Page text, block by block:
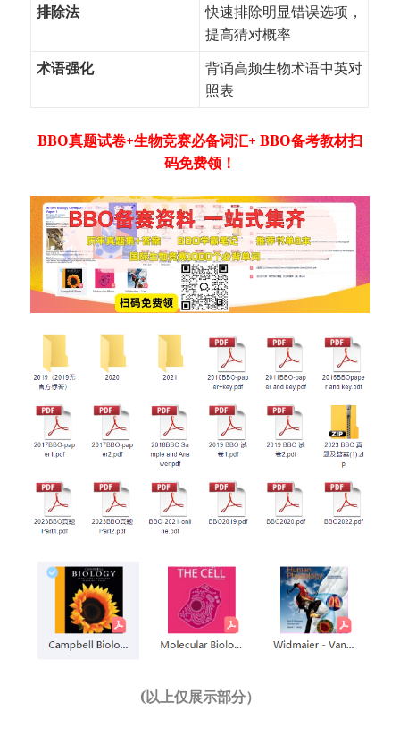
排除法
快速排除明显错误选项，
提高猜对概率
术语强化
背诵高频生物术语中英对
照表
BBO真题试卷+生物竞赛必备词汇+ BBO备考教材扫
码免费领！
(以上仅展示部分）